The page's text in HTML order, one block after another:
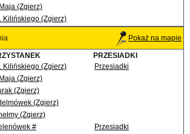
(Zgierz)
Kilińskiego (Zgierz)
Pokaż na mapie
PRZESIADKI
Kilińskiego (Zgierz)
Przesiadki
(Zgierz)
(Zgierz)
(Zgierz)
(Zgierz)
#
Przesiadki